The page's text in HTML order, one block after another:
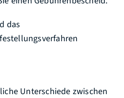
das
Unterschiede zwischen